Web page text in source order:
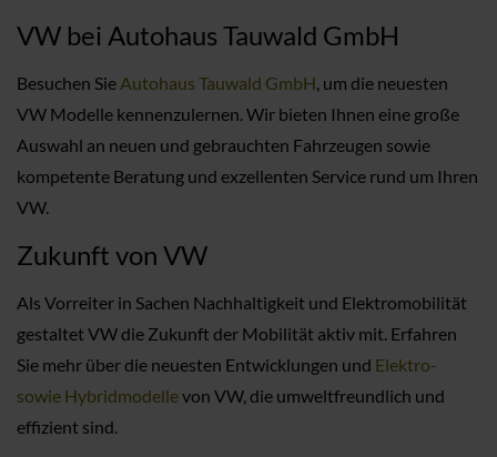
VW bei Autohaus Tauwald GmbH
Besuchen Sie Autohaus Tauwald GmbH, um die neuesten
VW Modelle kennenzulernen. Wir bieten Ihnen eine große
Auswahl an neuen und gebrauchten Fahrzeugen sowie
kompetente Beratung und exzellenten Service rund um Ihren
VW.
Zukunft von VW
Als Vorreiter in Sachen Nachhaltigkeit und Elektromobilität
gestaltet VW die Zukunft der Mobilität aktiv mit. Erfahren
Sie mehr über die neuesten Entwicklungen und Elektro-
sowie Hybridmodellevon VW, die umweltfreundlich und
effizient sind.